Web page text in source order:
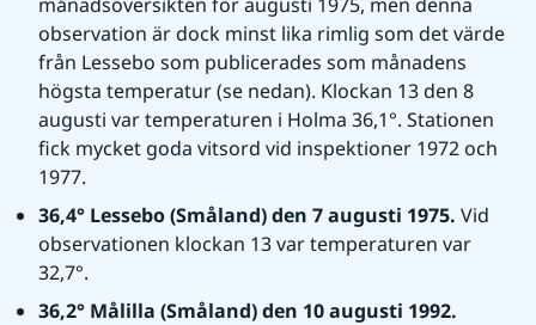
observation är dock minst lika rimlig som det värde
från Lessebo som publicerades som månadens
högsta temperatur (se nedan). Klockan 13 den 8
augusti var temperaturen i Holma 36,1°. Stationen
fick mycket goda vitsord vid inspektioner 1972 och
1977.
36,4° Lessebo (Småland) den 7 augusti 1975. Vid
observationen klockan 13 var temperaturen var
32,7°.
36,2° Målilla (Småland) den 10 augusti 1992.